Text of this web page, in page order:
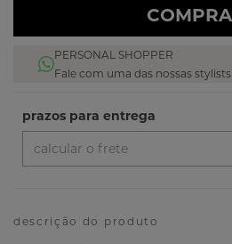
PERSONAL SHOPPER
Fale com uma das nossas stylists!
descrição do produto